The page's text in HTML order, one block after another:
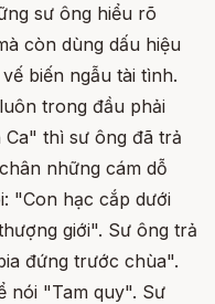
sư ông hiểu rõ
còn dùng dấu hiệu
biến ngẫu tài tình.
trong đầu phải
thì sư ông đã trả
những cám dỗ
"Con hạc cắp dưới
giới". Sư ông trả
đứng trước chùa".
nói "Tam quy". Sư